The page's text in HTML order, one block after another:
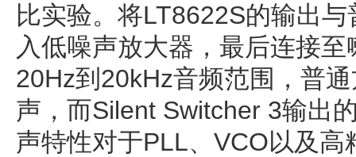
比实验。将LT8622S的输出
入低噪声放大器，最后连接
20Hz到20kHz音频范围，普
声，而Silent Switcher 3输出
声特性对于PLL、VCO以及